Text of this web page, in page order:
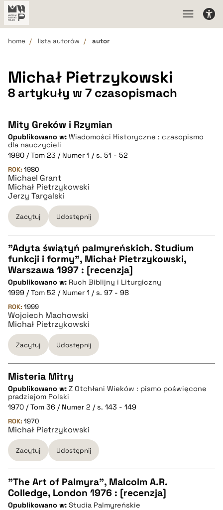
home lista autorów autor
Michał Pietrzykowski
8 artykuły w 7 czasopismach
Mity Greków i Rzymian
Opublikowano w: Wiadomości Historyczne : czasopismo
dla nauczycieli
1980 / Tom 23 / Numer 1 / s. 51 - 52
ROK: 1980
Michael Grant
Michał Pietrzykowski
Jerzy Targalski
Zacytuj Udostępnij
CZYSTY TEKST
pobierz cytat
BIBTEX
pobierz cytat
"Adyta świątyń palmyreńskich. Studium
funkcji i formy", Michał Pietrzykowski,
Warszawa 1997 : [recenzja]
Opublikowano w: Ruch Biblijny i Liturgiczny
1999 / Tom 52 / Numer 1 / s. 97 - 98
ROK: 1999
Wojciech Machowski
Michał Pietrzykowski
Zacytuj Udostępnij
CZYSTY TEKST
pobierz cytat
BIBTEX
pobierz cytat
Misteria Mitry
Opublikowano w: Z Otchłani Wieków : pismo poświęcone
pradziejom Polski
1970 / Tom 36 / Numer 2 / s. 143 - 149
ROK: 1970
Michał Pietrzykowski
Zacytuj Udostępnij
CZYSTY TEKST
"The Art of Palmyra", Malcolm A.R.
Colledge, London 1976 : [recenzja]
Opublikowano w: Studia Palmyreńskie